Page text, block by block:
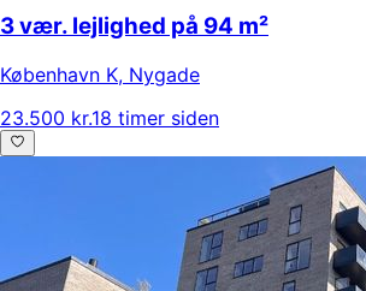
3 vær. lejlighed på 94 m²
København K, Nygade
23.500 kr.18 timer siden